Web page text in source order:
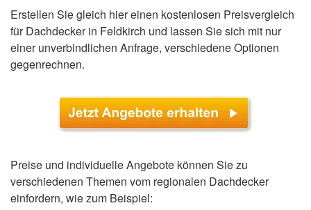
Erstellen Sie gleich hier einen kostenlosen Preisvergleich
für Dachdecker in Feldkirch und lassen Sie sich mit nur
einer unverbindlichen Anfrage, verschiedene Optionen
gegenrechnen.
Preise und individuelle Angebote können Sie zu
verschiedenen Themen vom regionalen Dachdecker
einfordern, wie zum Beispiel: